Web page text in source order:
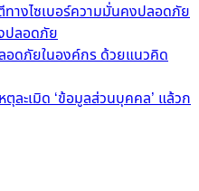
างไซเบอร์ความมั่นคงปลอดภัย
ปลอดภัย
อดภัยในองค์กร ด้วยแนวคิด
ละเมิด ‘ข้อมูลส่วนบุคคล’ แล้วก